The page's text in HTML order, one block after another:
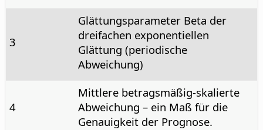
3
Glättungsparameter Beta der
dreifachen exponentiellen
Glättung (periodische
Abweichung)
4
Mittlere betragsmäßig-skalierte
Abweichung – ein Maß für die
Genauigkeit der Prognose.